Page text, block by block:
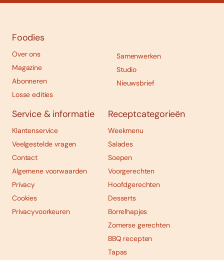
Foodies
Over ons
Magazine
Abonneren
Losse edities
Samenwerken
Studio
Nieuwsbrief
Service & informatie
Klantenservice
Veelgestelde vragen
Contact
Algemene voorwaarden
Privacy
Cookies
Privacyvoorkeuren
Receptcategorieën
Weekmenu
Salades
Soepen
Voorgerechten
Hoofdgerechten
Desserts
Borrelhapjes
Zomerse gerechten
BBQ recepten
Tapas